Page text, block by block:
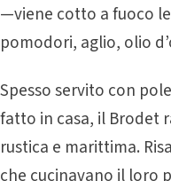
—viene cotto a fuoco
pomodori, aglio, olio
Spesso servito con
fatto in casa, il Brodet
rustica e marittima.
che cucinavano il loro